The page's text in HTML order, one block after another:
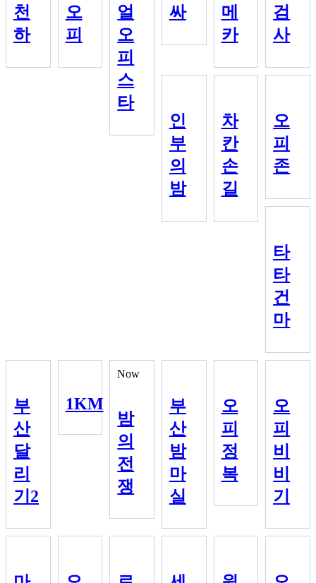
천
하
오
피
얼
오
피
스
타
싸
메
카
검
사
인
부
의
밤
차
칸
손
길
오
피
존
타
타
건
마
부
산
달
리
기2
1KM
Now
밤
의
전
쟁
부
산
밤
마
실
오
피
정
복
오
피
비
비
기